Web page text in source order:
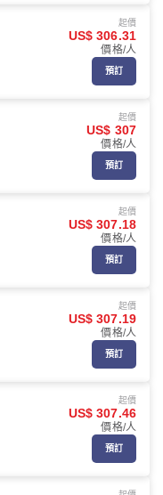
起價
US$ 306.31
價格/人
預訂
起價
US$ 307
價格/人
預訂
起價
US$ 307.18
價格/人
預訂
起價
US$ 307.19
價格/人
預訂
起價
US$ 307.46
價格/人
預訂